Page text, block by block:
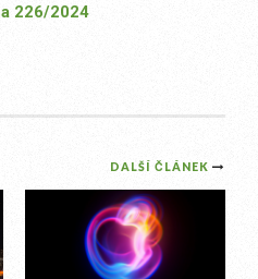
226/2024
DALŠÍ ČLÁNEK